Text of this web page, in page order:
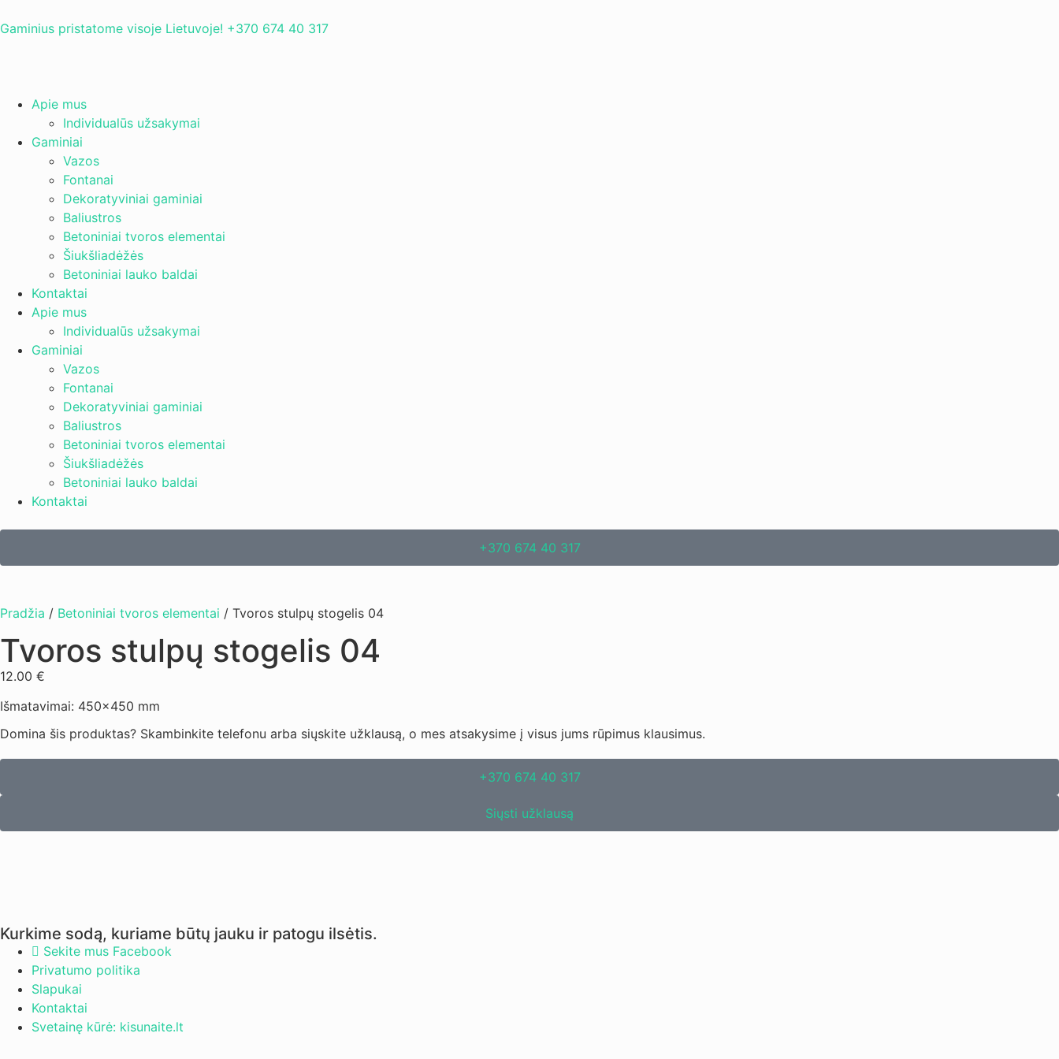
Gaminius pristatome visoje Lietuvoje! +370 674 40 317
Apie mus
Individualūs užsakymai
Gaminiai
Vazos
Fontanai
Dekoratyviniai gaminiai
Baliustros
Betoniniai tvoros elementai
Šiukšliadėžės
Betoniniai lauko baldai
Kontaktai
Apie mus
Individualūs užsakymai
Gaminiai
Vazos
Fontanai
Dekoratyviniai gaminiai
Baliustros
Betoniniai tvoros elementai
Šiukšliadėžės
Betoniniai lauko baldai
Kontaktai
+370 674 40 317
Pradžia / Betoniniai tvoros elementai / Tvoros stulpų stogelis 04
Tvoros stulpų stogelis 04
12.00 €
Išmatavimai: 450×450 mm
Domina šis produktas? Skambinkite telefonu arba siųskite užklausą, o mes atsakysime į visus jums rūpimus klausimus.
+370 674 40 317
Siųsti užklausą
Kurkime sodą, kuriame būtų jauku ir patogu ilsėtis.
Sekite mus Facebook
Privatumo politika
Slapukai
Kontaktai
Svetainę kūrė: kisunaite.lt